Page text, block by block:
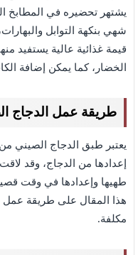
يشتهر تحضيره في المطابخ
شهي بنكهة التوابل
قيمة غذائية عالية يستفيد
الخضار، كما يمكن إضافة
طريقة عمل الدجاج
يعتبر طبق الدجاج الصيني
إعدادها من الدجاج، وقد لاقت
طهيها وإعدادها في وقت
هذا المقال على طريقة عمل
مكلفة.